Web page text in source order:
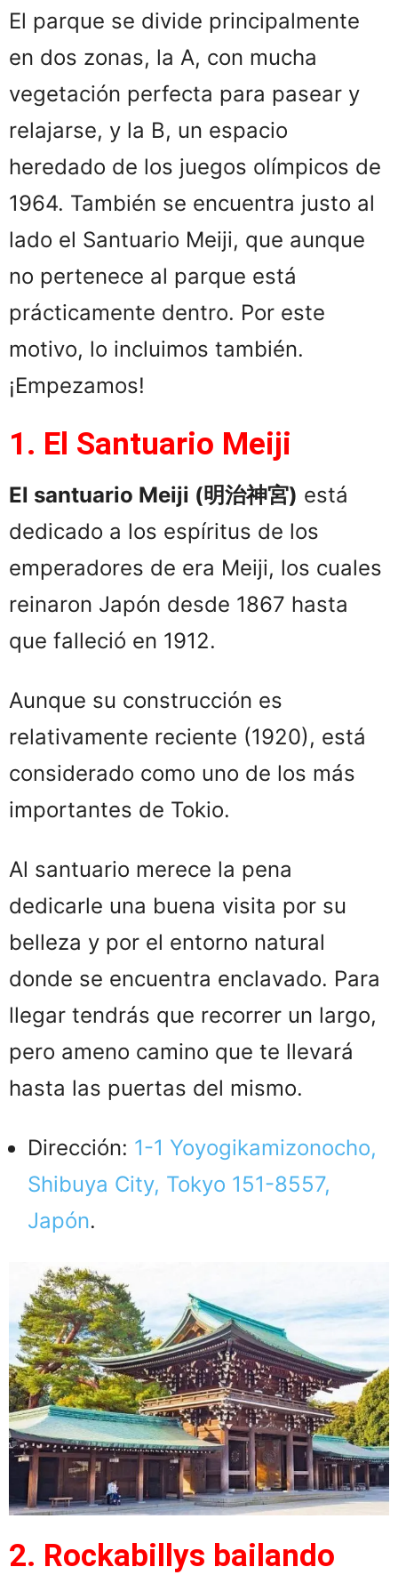
El parque se divide principalmente
en dos zonas, la A, con mucha
vegetación perfecta para pasear y
relajarse, y la B, un espacio
heredado de los juegos olímpicos de
1964. También se encuentra justo al
lado el Santuario Meiji, que aunque
no pertenece al parque está
prácticamente dentro. Por este
motivo, lo incluimos también.
¡Empezamos!
1. El Santuario Meiji
El santuario Meiji (明治神宮) está
dedicado a los espíritus de los
emperadores de era Meiji, los cuales
reinaron Japón desde 1867 hasta
que falleció en 1912.
Aunque su construcción es
relativamente reciente (1920), está
considerado como uno de los más
importantes de Tokio.
Al santuario merece la pena
dedicarle una buena visita por su
belleza y por el entorno natural
donde se encuentra enclavado. Para
llegar tendrás que recorrer un largo,
pero ameno camino que te llevará
hasta las puertas del mismo.
Dirección: 1-1 Yoyogikamizonocho,
Shibuya City, Tokyo 151-8557,
Japón.
2. Rockabillys bailando